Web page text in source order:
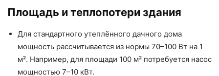
Площадь и теплопотери здания
Для стандартного утеплённого дачного дома
мощность рассчитывается из нормы 70–100 Вт на 1
м². Например, для площади 100 м² потребуется насос
мощностью 7–10 кВт.